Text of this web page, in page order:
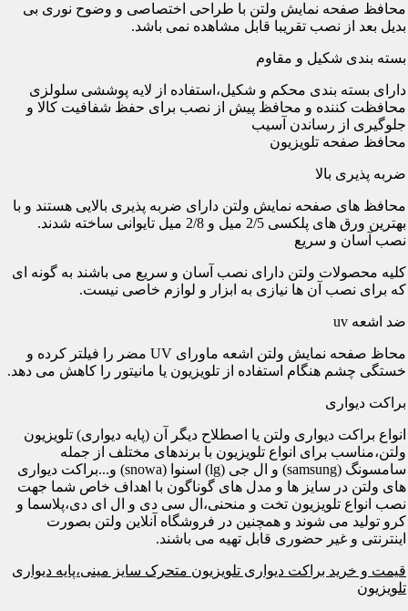
محافظ صفحه نمایش ولتن با طراحی اختصاصی و وضوح نوری بی
بدیل بعد از نصب تقریبا قابل مشاهده نمی باشد.
بسته بندی شکیل و مقاوم
دارای بسته بندی محکم و شکیل،استفاده از لایه پوششی سلولزی
محافظت کننده و محافظ پیش از نصب برای حفظ شفافیت کالا و
جلوگیری از رساندن آسیب
محافظ صفحه تلویزیون
ضربه پذیری بالا
محافظ های صفحه نمایش ولتن دارای ضربه پذیری بالایی هستند و با
بهترین ورق های پلکسی 2/5 میل و 2/8 میل تایوانی ساخته شدند.
نصب آسان و سریع
کلیه محصولات ولتن دارای نصب آسان و سریع می باشند به گونه ای
که برای نصب آن ها نیازی به ابزار و لوازم خاصی نیست.
ضد اشعه uv
محاظ صفحه نمایش ولتن اشعه ماورای UV مضر را فیلتر کرده و
خستگی چشم هنگام استفاده از تلویزیون یا مانیتور را کاهش می دهد.
براکت دیواری
انواع براکت دیواری ولتن یا اصطلاح دیگر آن (پایه دیواری) تلویزیون
ولتن،مناسب برای انواع تلویزیون با برندهای مختلف از جمله
سامسونگ (samsung) و ال جی (lg) اسنوا (snowa) و...براکت دیواری
های ولتن در سایز ها و مدل های گوناگون با اهداف خاص شما جهت
نصب انواع تلویزیون تخت و منحنی،ال سی دی و ال ای دی،پلاسما و
کرو تولید می شوند و همچنین در فروشگاه آنلاین ولتن بصورت
اینترنتی و غیر حضوری قابل تهیه می باشند.
قیمت و خرید براکت دیواری تلویزیون متحرک سایز مینی،پایه دیواری
تلویزیون